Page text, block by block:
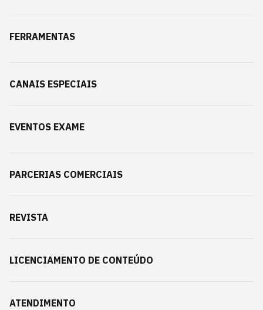
FERRAMENTAS
CANAIS ESPECIAIS
EVENTOS EXAME
PARCERIAS COMERCIAIS
REVISTA
LICENCIAMENTO DE CONTEÚDO
ATENDIMENTO